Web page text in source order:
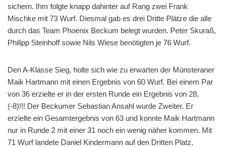
sichern. Ihm folgte knapp dahinter auf Rang zwei Frank
Mischke mit 73 Wurf. Diesmal gab es drei Dritte Plätze die alle
durch das Team Phoenix Beckum belegt wurden. Peter Skuraß,
Philipp Steinhoff sowie Nils Wiese benötigten je 76 Wurf.
Den A-Klasse Sieg, holte sich wie zu erwarten der Münsteraner
Maik Hartmann mit einen Ergebnis von 60 Wurf. Bei einem Par
von 36 erzielte er in der ersten Runde ein Ergebnis von 28,
(-8)!!! Der Beckumer Sebastian Ansahl wurde Zweiter. Er
erzielte ein Gesamtergebnis von 63 und konnte Maik Hartmann
nur in Runde 2 mit einer 31 noch ein wenig näher kommen. Mit
71 Wurf landete Daniel Kindermann auf den Dritten Platz.